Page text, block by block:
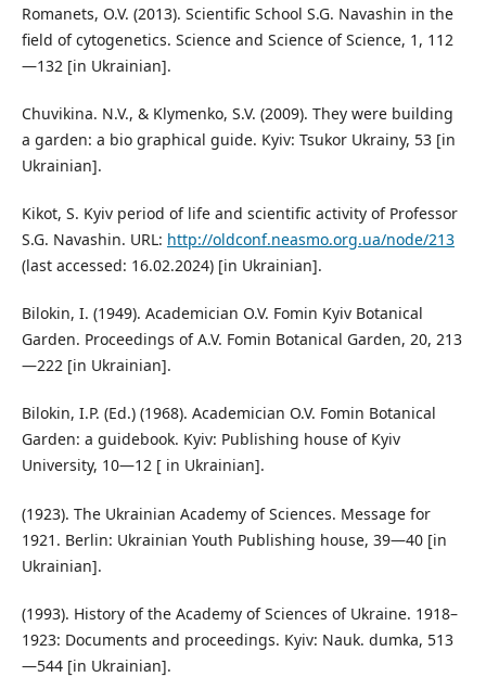
Romanets, O.V. (2013). Scientific School S.G. Navashin in the
field of cytogenetics. Science and Science of Science, 1, 112
—132 [in Ukrainian].
Chuvikina. N.V., & Klymenko, S.V. (2009). They were building
a garden: a bio graphical guide. Kyiv: Tsukor Ukrainy, 53 [in
Ukrainian].
Kikot, S. Kyiv period of life and scientific activity of Professor
S.G. Navashin. URL: http://oldconf.neasmo.org.ua/node/213
(last accessed: 16.02.2024) [in Ukrainian].
Bilokin, I. (1949). Academician O.V. Fomin Kyiv Botanical
Garden. Proceedings of A.V. Fomin Botanical Garden, 20, 213
—222 [in Ukrainian].
Bilokin, I.P. (Ed.) (1968). Academician O.V. Fomin Botanical
Garden: a guidebook. Kyiv: Publishing house of Kyiv
University, 10—12 [ in Ukrainian].
(1923). The Ukrainian Academy of Sciences. Message for
1921. Berlin: Ukrainian Youth Publishing house, 39—40 [in
Ukrainian].
(1993). History of the Academy of Sciences of Ukraine. 1918–
1923: Documents and proceedings. Kyiv: Nauk. dumka, 513
—544 [in Ukrainian].